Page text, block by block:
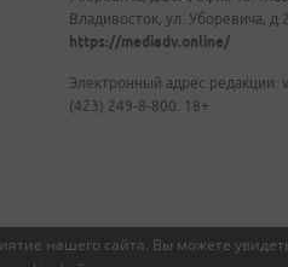
нашего сайта. Вы можете
Владивосток, ул. Уборевича,
https://mediadv.online/
Электронный адрес редакции:
(423) 249-8-800. 18+